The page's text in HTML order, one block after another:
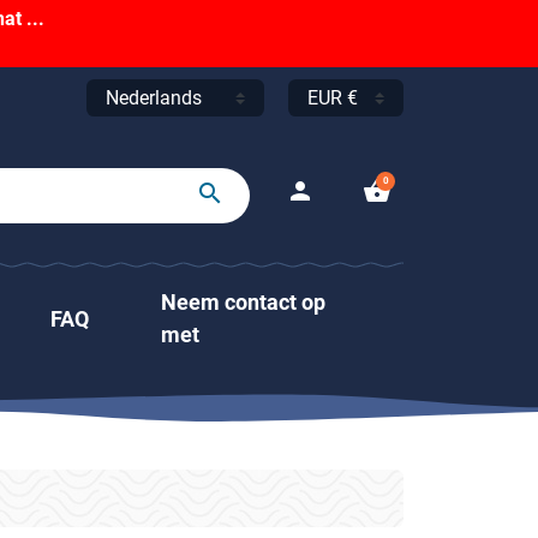
...
search person shopping_basket
0
FAQ
Neem contact op
met